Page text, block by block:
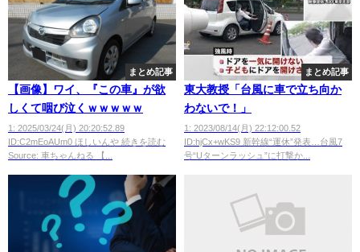
まとめ記事
【画像】ワイ、『この車』が欲
しくて咽び泣くｗｗｗｗｗ
1: 2025/03/24(月) 20:20:52.89
ID:C2mEoAUm0 ほしいんや 続きを読む
Source: 車ちゃんねる 【...
まとめ記事
東大教授「台風に車で立ち向か
わないで！」
1: 2023/08/14(月) 22:12:00.52
ID:hjCx+wKS9 新幹線“運休”発表…台風7
号“Uターンラッシュ”に打撃か...